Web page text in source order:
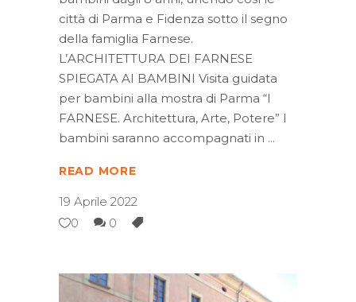
città di Parma e Fidenza sotto il segno
della famiglia Farnese.
L’ARCHITETTURA DEI FARNESE
SPIEGATA AI BAMBINI Visita guidata
per bambini alla mostra di Parma “I
FARNESE. Architettura, Arte, Potere” I
bambini saranno accompagnati in
READ MORE
19 Aprile 2022
0
0